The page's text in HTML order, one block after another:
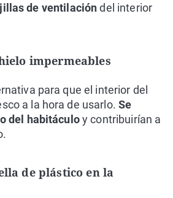
de ventilacióndel interior
impermeables
para que el interior del
a la hora de usarlo.Se
del habitáculoy contribuirían a
de plástico en la